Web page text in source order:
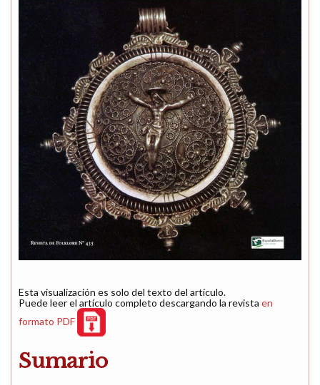
Esta visualización es solo del texto del artículo.
Puede leer el artículo completo descargando la revista en
formato PDF
Sumario